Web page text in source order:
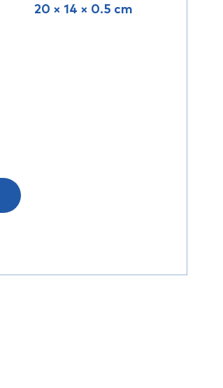
20 × 14 × 0.5 cm